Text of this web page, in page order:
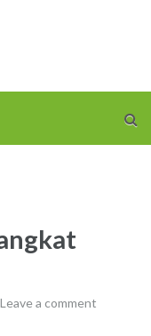
Leave a comment